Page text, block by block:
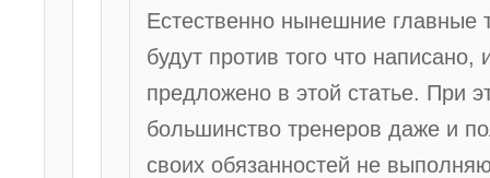
Естественно нынешние главные
будут против того что написано,
предложено в этой статье. При
большинство тренеров даже и
своих обязанностей не